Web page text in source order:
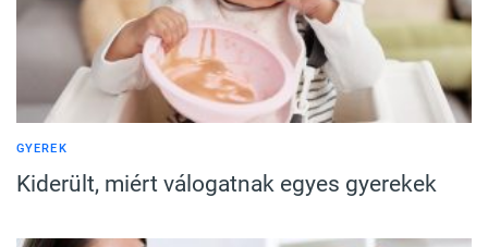
GYEREK
Kiderült, miért válogatnak egyes gyerekek